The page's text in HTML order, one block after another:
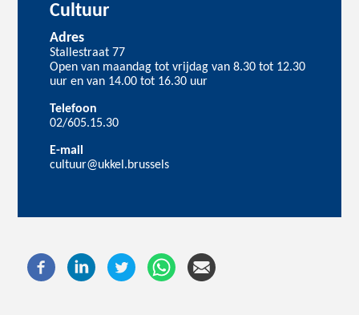
Cultuur
Adres
Stallestraat 77
Open van maandag tot vrijdag van 8.30 tot 12.30
uur en van 14.00 tot 16.30 uur
Telefoon
02/605.15.30
E-mail
cultuur@ukkel.brussels